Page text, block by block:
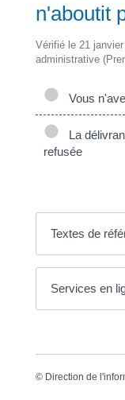
n'aboutit
Vérifié le 21
administrative
Vous
La
refusée
Textes de
Services en
© Direction de